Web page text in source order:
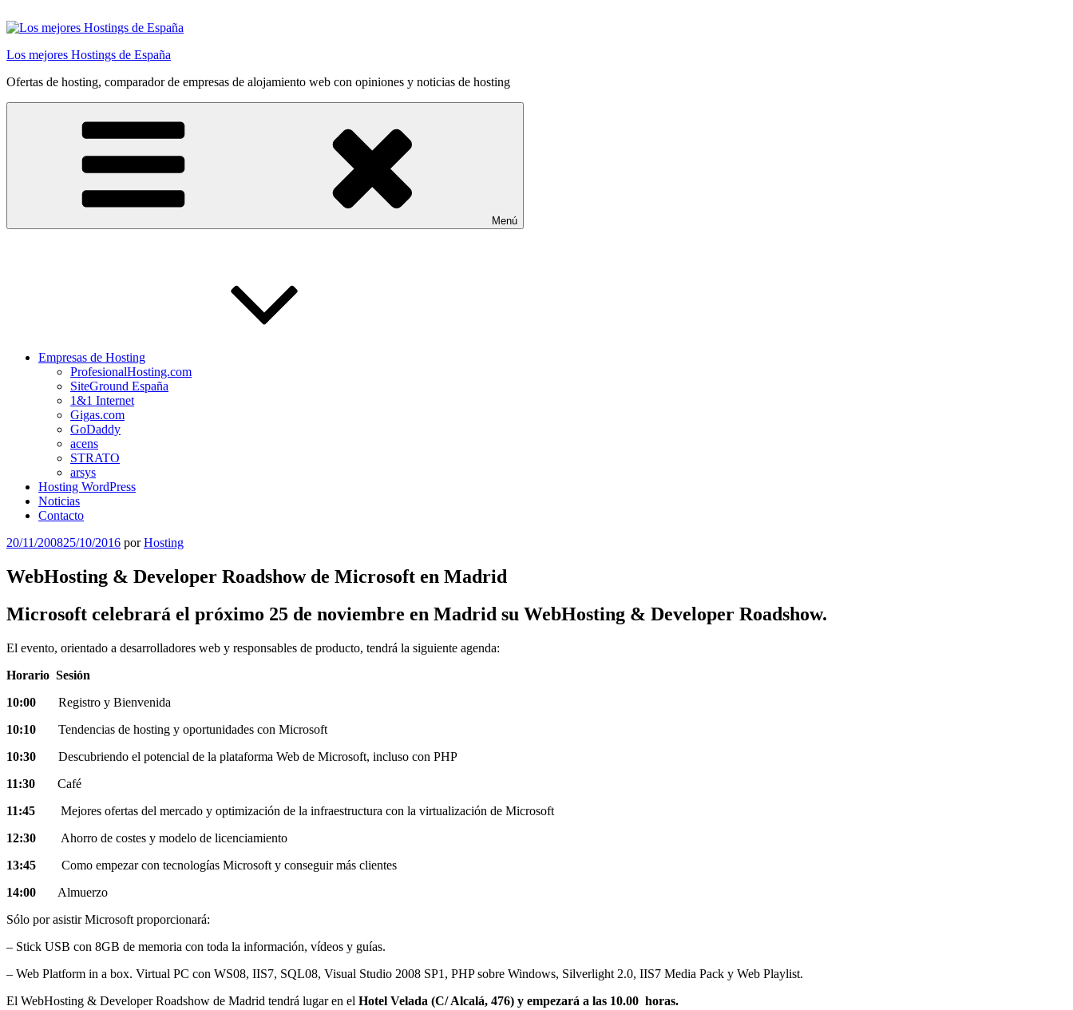
al
Los mejores Hostings de España
Ofertas de hosting, comparador de empresas de alojamiento web con opiniones y noticias de hosting
Menú
Empresas de Hosting
ProfesionalHosting.com
SiteGround España
1&1 Internet
Gigas.com
GoDaddy
acens
STRATO
arsys
Hosting WordPress
Noticias
Contacto
Publicado
20/11/200825/10/2016 porHosting
WebHosting & Developer Roadshow de Microsoft en Madrid
Microsoft celebrará el próximo 25 de noviembre en Madrid su WebHosting & Developer Roadshow.
El evento, orientado a desarrolladores web y responsables de producto, tendrá la siguiente agenda:
Horario Sesión
10:00
Registro y Bienvenida
10:10
Tendencias de hosting y oportunidades con Microsoft
10:30 Descubriendo el potencial de la plataforma Web de Microsoft, incluso con PHP
11:30 Café
11:45
Mejores ofertas del mercado y optimización de la infraestructura con la virtualización de Microsoft
12:30 Ahorro de costes y modelo de licenciamiento
13:45 Como empezar con tecnologías Microsoft y conseguir más clientes
14:00 Almuerzo
Sólo por asistir Microsoft proporcionará:
– Stick USB con 8GB de memoria con toda la información, vídeos y guías.
– Web Platform in a box. Virtual PC con WS08, IIS7, SQL08, Visual Studio 2008 SP1, PHP sobre Windows, Silverlight 2.0, IIS7 Media Pack y Web Playlist.
El WebHosting & Developer Roadshow de Madrid tendrá lugar en el Hotel Velada (C/ Alcalá, 476) y empezará a las 10.00 horas.